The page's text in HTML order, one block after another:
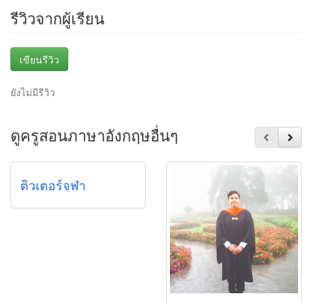
รีวิวจากผู้เรียน
เขียนรีวิว
ยังไม่มีรีวิว
ดูครูสอนภาษาอังกฤษอื่นๆ
ติวเตอร์จุฬา